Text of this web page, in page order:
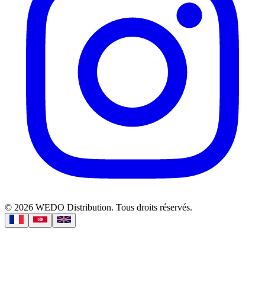
© 2026 WEDO Distribution. Tous droits réservés.